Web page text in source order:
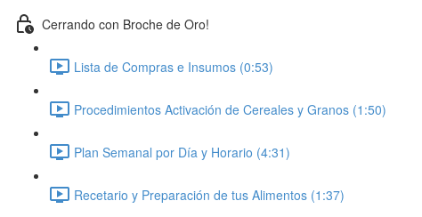
Cerrando con Broche de Oro!
Lista de Compras e Insumos (0:53)
Procedimientos Activación de Cereales y Granos (1:50)
Plan Semanal por Día y Horario (4:31)
Recetario y Preparación de tus Alimentos (1:37)